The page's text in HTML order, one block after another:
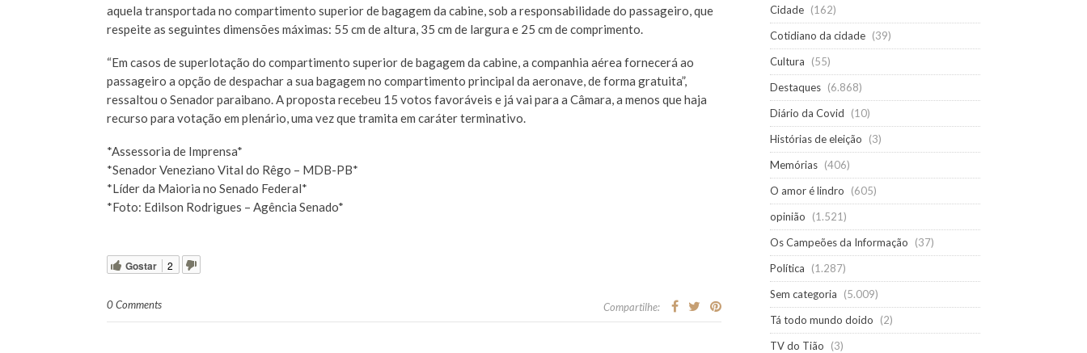
aquela transportada no compartimento superior de bagagem da cabine, sob a responsabilidade do passageiro, que
respeite as seguintes dimensões máximas: 55 cm de altura, 35 cm de largura e 25 cm de comprimento.
“Em casos de superlotação do compartimento superior de bagagem da cabine, a companhia aérea fornecerá ao
passageiro a opção de despachar a sua bagagem no compartimento principal da aeronave, de forma gratuita”,
ressaltou o Senador paraibano. A proposta recebeu 15 votos favoráveis e já vai para a Câmara, a menos que haja
recurso para votação em plenário, uma vez que tramita em caráter terminativo.
*Assessoria de Imprensa*
*Senador Veneziano Vital do Rêgo – MDB-PB*
*Líder da Maioria no Senado Federal*
*Foto: Edilson Rodrigues – Agência Senado*
Gostar 2
0 Comments Compartilhe:
Cidade (162)
Cotidiano da cidade (39)
Cultura
(55)
Destaques (6.868)
Diário da Covid
(10)
Histórias de eleição
(3)
Memórias (406)
O amor é lindro
(605)
opinião
(1.521)
Os Campeões da Informação
(37)
Política
(1.287)
Sem categoria
(5.009)
Tá todo mundo doido
(2)
TV do Tião
(3)